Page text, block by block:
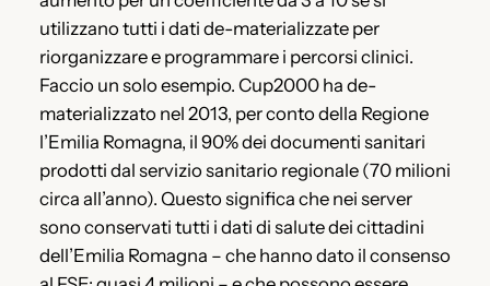
utilizzano tutti i dati de-materializzate per
riorganizzare e programmare i percorsi clinici.
Faccio un solo esempio. Cup2000 ha de-
materializzato nel 2013, per conto della Regione
l’Emilia Romagna, il 90% dei documenti sanitari
prodotti dal servizio sanitario regionale (70 milioni
circa all’anno). Questo significa che nei server
sono conservati tutti i dati di salute dei cittadini
dell’Emilia Romagna – che hanno dato il consenso